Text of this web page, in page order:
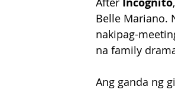
Belle Mariano.
nakipag-
na family
Ang ganda ng